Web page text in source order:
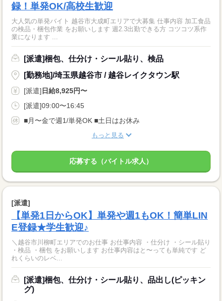
録！単発OK/高校生歓迎
大人気の単発バイト 越谷市大成町エリアで大募集 仕事内容 加工食品
の検品・梱包作業 をお願いします 週2.3出勤できる方 コツコツ系作
業になります ...
[派遣]梱包、仕分け・シール貼り、検品
[勤務地]/埼玉県越谷市 / 越谷レイクタウン駅
[派遣] 日給8,925円〜
[派遣]09:00〜16:45
■月〜金で週1/単発OK ■土日はお休み
もっと見る
応募する（バイトル求人）
[派遣]
【単発1日からOK】単発や週1もOK！簡単LIN
E登録★学生歓迎♪
＼越谷市川柳町エリアでのお仕事 お仕事内容 ・仕分け ・シール貼り
・検品 ・梱包 をお願いします お仕事内容はと〜っても単純です ど
れくらいのレベ...
[派遣]梱包、仕分け・シール貼り、品出し(ピッキン
グ)